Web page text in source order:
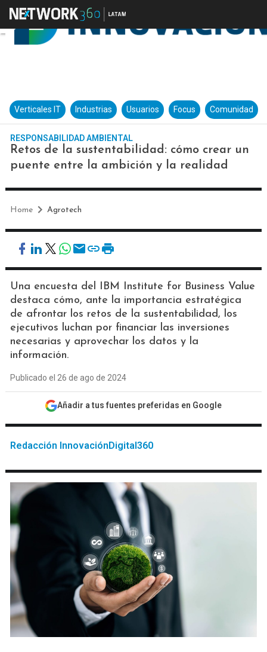
Verticales IT Industrias Usuarios Focus Comunidad
RESPONSABILIDAD AMBIENTAL
Retos de la sustentabilidad: cómo crear un
puente entre la ambición y la realidad
Home Agrotech
Una encuesta del IBM Institute for Business Value
destaca cómo, ante la importancia estratégica
de afrontar los retos de la sustentabilidad, los
ejecutivos luchan por financiar las inversiones
necesarias y aprovechar los datos y la
información.
Publicado el 26 de ago de 2024
Añadir a tus fuentes preferidas en Google
Redacción InnovaciónDigital360